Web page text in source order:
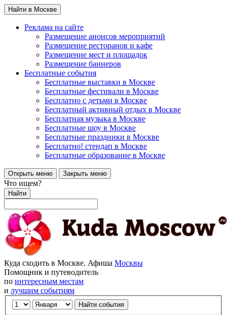
Найти в Москве
Реклама на сайте
Размещение анонсов мероприятий
Размещение ресторанов и кафе
Размещение мест и площадок
Размещение баннеров
Бесплатные события
Бесплатные выставки в Москве
Бесплатные фестивали в Москве
Бесплатно с детьми в Москве
Бесплатный активный отдых в Москве
Бесплатная музыка в Москве
Бесплатные шоу в Москве
Бесплатные праздники в Москве
Бесплатно! стендап в Москве
Бесплатные образование в Москве
Открыть меню Закрыть меню
Что ищем?
Найти
Куда сходить в Москве. Афиша Москвы
Помощник и путеводитель
по интересным местам
и лучшим событиям